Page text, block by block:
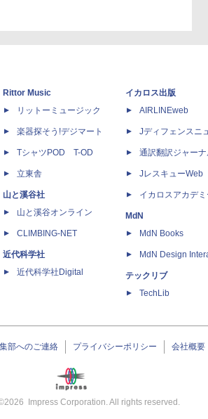
Rittor Music
リットーミュージック
楽器探そう!デジマート
TシャツPOD T-OD
立東舎
山と溪谷社
山と溪谷オンライン
CLIMBING-NET
近代科学社
近代科学社Digital
イカロス出版
AIRLINEweb
Jディフェンスニ
通訳翻訳ジャー
JレスキューWeb
イカロスアカデミ
MdN
MdN Books
MdN Design
テックリブ
TechLib
部へのご連絡 プライバシーポリシー 会社概要
2026 Impress Corporation. All rights reserved.